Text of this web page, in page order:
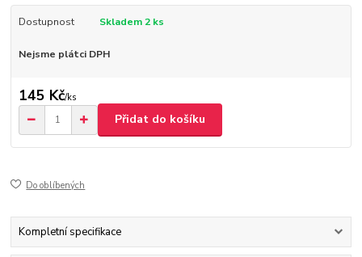
Dostupnost Skladem 2 ks
Nejsme plátci DPH
145 Kč/ks
Přidat do košíku
Do oblíbených
Kompletní specifikace